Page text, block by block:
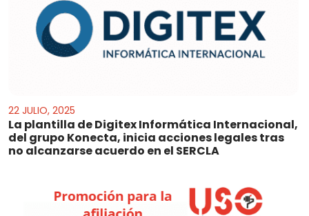
22 JULIO, 2025
La plantilla de Digitex Informática Internacional,
del grupo Konecta, inicia acciones legales tras
no alcanzarse acuerdo en el SERCLA